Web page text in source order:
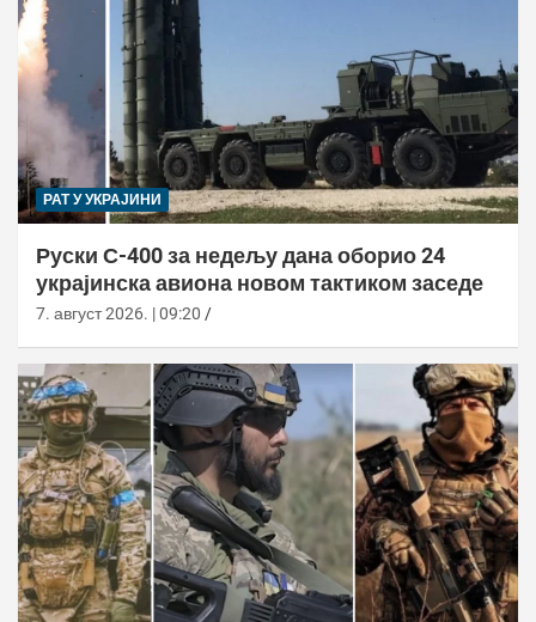
РАТ У УКРАЈИНИ
Руски С-400 за недељу дана оборио 24
украјинска авиона новом тактиком заседе
7. август 2026. | 09:20